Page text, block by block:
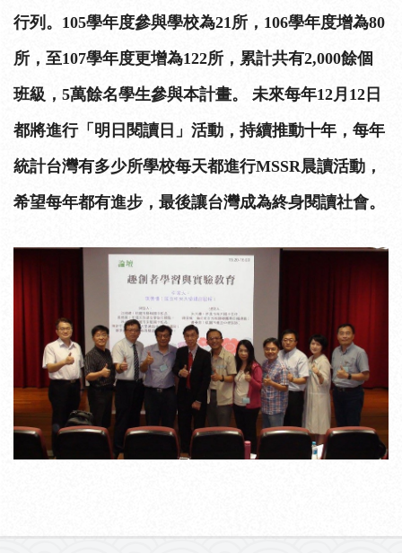
行列。105學年度參與學校為21所，106學年度增為80
所，至107學年度更增為122所，累計共有2,000餘個
班級，5萬餘名學生參與本計畫。 未來每年12月12日
都將進行「明日閱讀日」活動，持續推動十年，每年
統計台灣有多少所學校每天都進行MSSR晨讀活動，
希望每年都有進步，最後讓台灣成為終身閱讀社會。